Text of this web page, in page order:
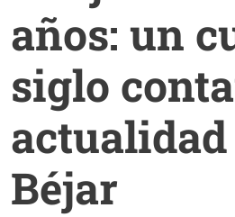
años: un
siglo
actualidad
Béjar